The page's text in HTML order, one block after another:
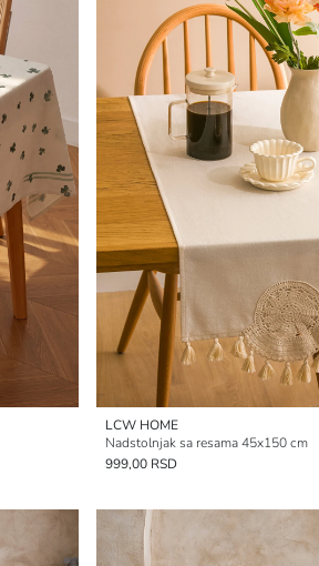
LCW HOME
Nadstolnjak sa resama 45x150 cm
999,00 RSD